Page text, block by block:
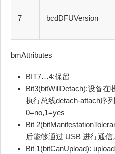
7 bcdDFUVersion
bmAttributes
BIT7…4:保留
Bit3(bitWillDetach):设备在
执行总线detach-attach序
0=no,1=yes
Bit
后能够通过 USB 进行通
Bit 1(bitCanUpload):